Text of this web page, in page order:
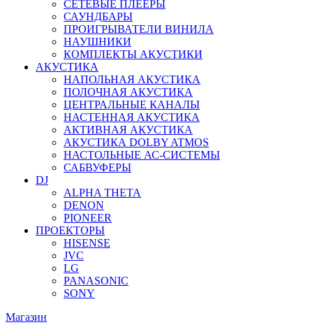
СЕТЕВЫЕ ПЛЕЕРЫ
САУНДБАРЫ
ПРОИГРЫВАТЕЛИ ВИНИЛА
НАУШНИКИ
КОМПЛЕКТЫ АКУСТИКИ
АКУСТИКА
НАПОЛЬНАЯ АКУСТИКА
ПОЛОЧНАЯ АКУСТИКА
ЦЕНТРАЛЬНЫЕ КАНАЛЫ
НАСТЕННАЯ АКУСТИКА
АКТИВНАЯ АКУСТИКА
АКУСТИКА DOLBY ATMOS
НАСТОЛЬНЫЕ АС-СИСТЕМЫ
САБВУФЕРЫ
DJ
ALPHA THETA
DENON
PIONEER
ПРОЕКТОРЫ
HISENSE
JVC
LG
PANASONIC
SONY
Магазин